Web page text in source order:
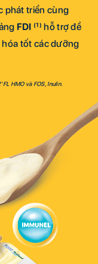
phát triển cùng
FDI (1) hỗ trợ đề
tốt các dưỡng
HMO và FOS, Inulin.